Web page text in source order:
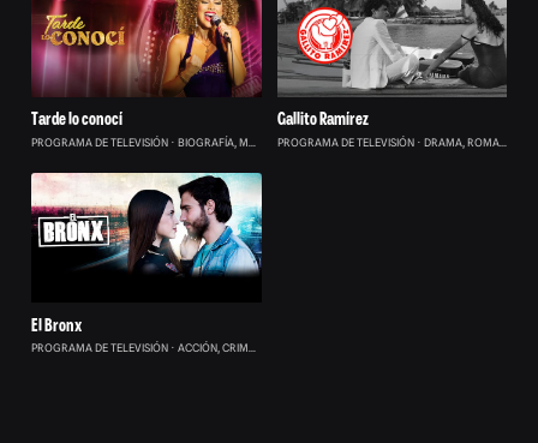
Tarde lo conocí
PROGRAMA DE TELEVISIÓN BIOGRAFÍA, MUSICAL, ROMANCE 0
Gallito Ramírez
PROGRAMA DE TELEVISIÓN DRAMA, ROMANCE
El Bronx
PROGRAMA DE TELEVISIÓN ACCIÓN, CRIMEN, DRAMA